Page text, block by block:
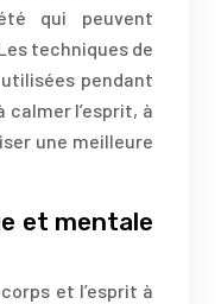
qui peuvent
techniques de
pendant
calmer l’esprit, à
une meilleure
et mentale
et l’esprit à